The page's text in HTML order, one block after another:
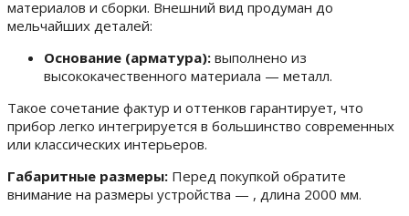
материалов и сборки. Внешний вид продуман до
мельчайших деталей:
Основание (арматура): выполнено из
высококачественного материала — металл.
Такое сочетание фактур и оттенков гарантирует, что
прибор легко интегрируется в большинство современных
или классических интерьеров.
Габаритные размеры: Перед покупкой обратите
внимание на размеры устройства — , длина 2000 мм.